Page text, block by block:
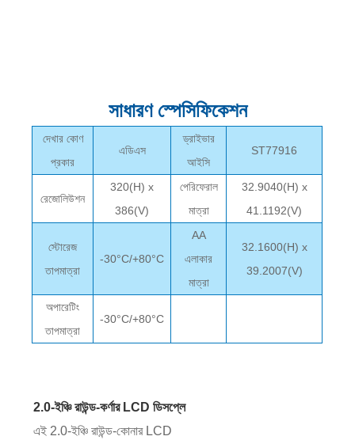
সাধারণ স্পেসিফিকেশন
দেখার কোণ
প্রকার
এডিএস
ড্রাইভার
আইসি
ST77916
রেজোলিউশন
320(H) x
386(V)
পেরিফেরাল
মাত্রা
32.9040(H) x
41.1192(V)
স্টোরেজ
তাপমাত্রা
-30°C/+80°C
AA
এলাকার
মাত্রা
32.1600(H) x
39.2007(V)
অপারেটিং
তাপমাত্রা
-30°C/+80°C
2.0-ইঞ্চি রাউন্ড-কর্ণার LCD ডিসপ্লে
এই 2.0-ইঞ্চি রাউন্ড-কোনার LCD